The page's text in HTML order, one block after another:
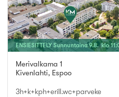
ENSIESITTELY Sunnuntaina 9.8. klo11:
Merivalkama 1
Kivenlahti, Espoo
3h+k+kph+erill.wc+parveke